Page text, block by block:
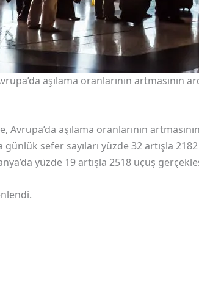
aşılama oranlarının artmasının
aşılama oranlarının
sefer sayıları yüzde 32 artışla
yüzde 19 artışla 2518 uçuş